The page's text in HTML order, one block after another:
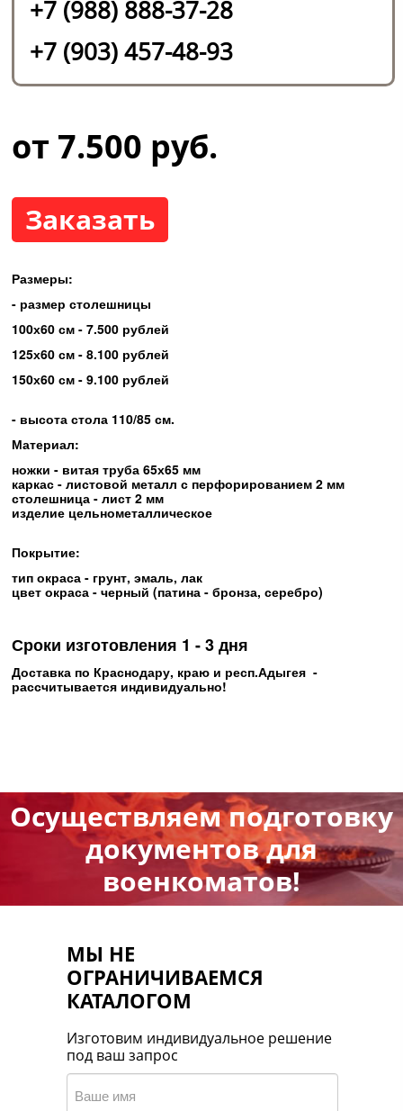
+7 (988) 888-37-28
+7 (903) 457-48-93
от 7.500 руб.
Заказать
Размеры:
- размер столешницы
100х60 см - 7.500 рублей
125х60 см - 8.100 рублей
150х60 см - 9.100 рублей
- высота стола 110/85 см.
Материал:
ножки - витая труба 65х65 мм
каркас - листовой металл с перфорированием 2 мм
столешница - лист 2 мм
изделие цельнометаллическое
Покрытие:
тип окраса - грунт, эмаль, лак
цвет окраса - черный (патина - бронза, серебро)
Сроки изготовления 1 - 3 дня
Доставка по Краснодару, краю и респ.Адыгея -
рассчитывается индивидуально!
Осуществляем подготовку
документов для
военкоматов!
МЫ НЕ
ОГРАНИЧИВАЕМСЯ
КАТАЛОГОМ
Изготовим индивидуальное решение
под ваш запрос